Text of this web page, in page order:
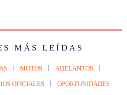
MÁS LEÍDAS
MOTOS ADELANTOS
OFICIALES OPORTUNIDADES